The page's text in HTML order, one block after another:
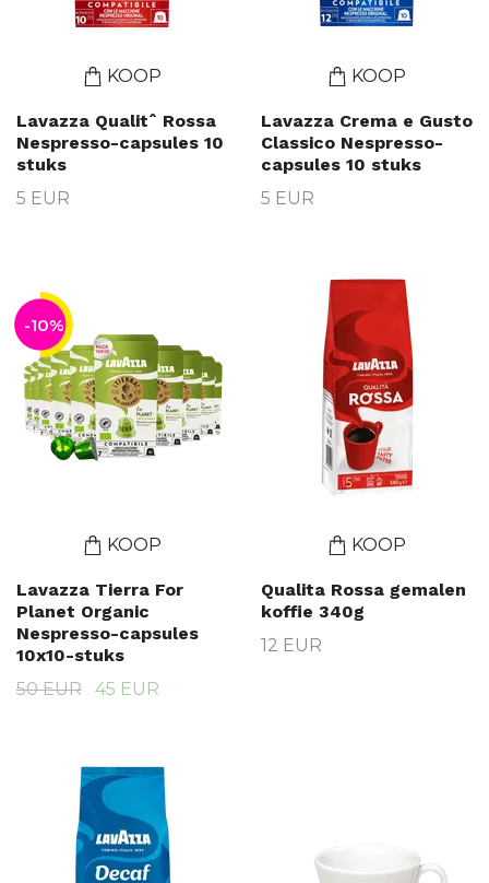
KOOP
Lavazza Qualitˆ Rossa
Nespresso-capsules 10
stuks
5 EUR
KOOP
Lavazza Crema e Gusto
Classico Nespresso-
capsules 10 stuks
5 EUR
-10%
KOOP
Lavazza Tierra For
Planet Organic
Nespresso-capsules
10x10-stuks
50 EUR
45 EUR
KOOP
Qualita Rossa gemalen
koffie 340g
12 EUR